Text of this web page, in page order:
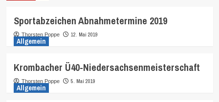
Sportabzeichen Abnahmetermine 2019
Thorsten Poppe 12. Mai 2019
Allgemein
Krombacher Ü40-Niedersachsenmeisterschaft
Thorsten Poppe 5. Mai 2019
Allgemein